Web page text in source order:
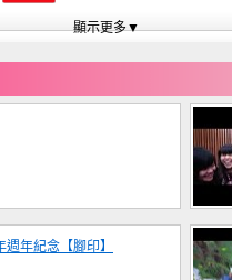
年紀念【腳印】